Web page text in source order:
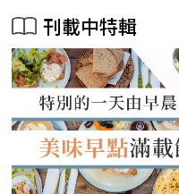
刊載中特輯